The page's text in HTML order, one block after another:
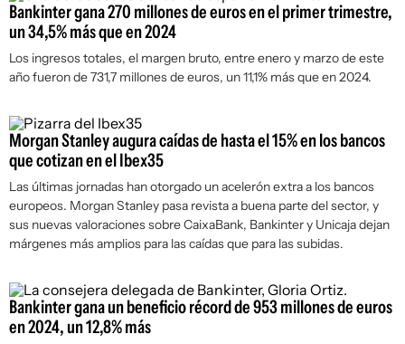
Bankinter gana 270 millones de euros en el primer trimestre,
un 34,5% más que en 2024
Los ingresos totales, el margen bruto, entre enero y marzo de este
año fueron de 731,7 millones de euros, un 11,1% más que en 2024.
Morgan Stanley augura caídas de hasta el 15% en los bancos
que cotizan en el Ibex35
Las últimas jornadas han otorgado un acelerón extra a los bancos
europeos. Morgan Stanley pasa revista a buena parte del sector, y
sus nuevas valoraciones sobre CaixaBank, Bankinter y Unicaja dejan
márgenes más amplios para las caídas que para las subidas.
Bankinter gana un beneficio récord de 953 millones de euros
en 2024, un 12,8% más